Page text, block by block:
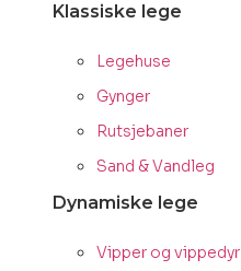
Klassiske lege
Legehuse
Gynger
Rutsjebaner
Sand & Vandleg
Dynamiske lege
Vipper og vippedyr